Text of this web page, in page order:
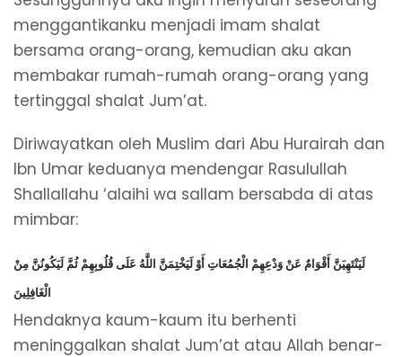
menggantikanku menjadi imam shalat
bersama orang-orang, kemudian aku akan
membakar rumah-rumah orang-orang yang
tertinggal shalat Jum’at.
Diriwayatkan oleh Muslim dari Abu Hurairah dan
Ibn Umar keduanya mendengar Rasulullah
Shallallahu ‘alaihi wa sallam bersabda di atas
mimbar:
لَيَنْتَهِيَنَّ أَقْوَامٌ عَنْ وَدْعِهِمْ الْجُمُعَاتِ أَوْ لَيَخْتِمَنَّ اللَّهُ عَلَى قُلُوبِهِمْ ثُمَّ لَيَكُونُنَّ مِنْ
الْغَافِلِينَ
Hendaknya kaum-kaum itu berhenti
meninggalkan shalat Jum’at atau Allah benar-